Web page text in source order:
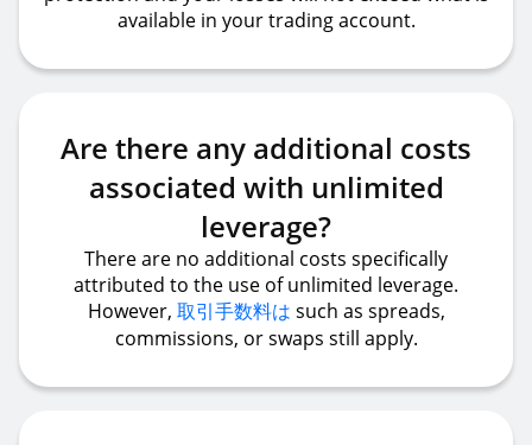
available in your trading account.
Are there any additional costs
associated with unlimited
leverage?
There are no additional costs specifically
attributed to the use of unlimited leverage.
However, 取引手数料は such as spreads,
commissions, or swaps still apply.